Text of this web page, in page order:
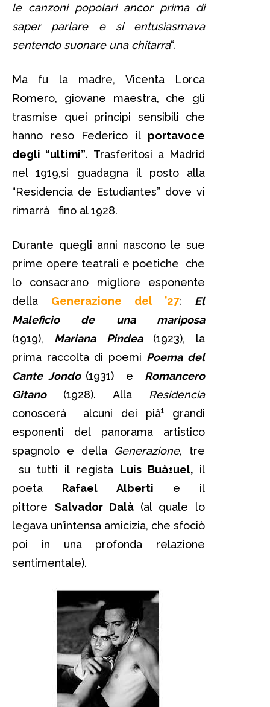
le canzoni popolari ancor prima di
saper parlare e si entusiasmava
sentendo suonare una chitarra“.
Ma fu la madre, Vicenta Lorca
Romero, giovane maestra, che gli
trasmise quei principi sensibili che
hanno reso Federico il portavoce
degli “ultimi”. Trasferitosi a Madrid
nel 1919,si guadagna il posto alla
“Residencia de Estudiantes” dove vi
rimarrà fino al 1928.
Durante quegli anni nascono le sue
prime opere teatrali e poetiche che
lo consacrano migliore esponente
della Generazione del ’27: El
Maleficio de una mariposa
(1919), Mariana Pindea
(1923), la
prima raccolta di poemi Poema del
Cante Jondo (1931) e
Romancero
Gitano
(1928). Alla Residencia
conoscerà alcuni dei pià¹ grandi
esponenti del panorama artistico
spagnolo e della Generazione, tre
su tutti il regista Luis Buà±uel, il
poeta Rafael Alberti e il
pittore Salvador Dalà­ (al quale lo
legava un’intensa amicizia, che sfociò
poi in una profonda relazione
sentimentale).